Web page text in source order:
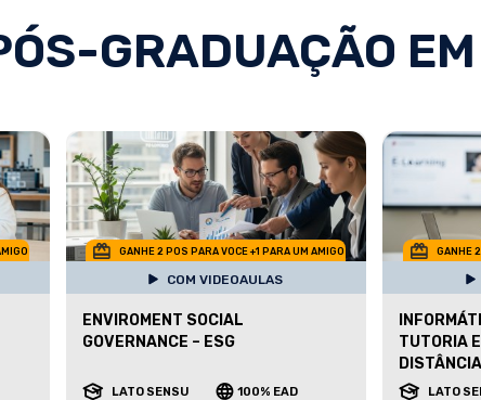
GRADUAÇÃO
GANHE 2 POS PARA VOCE +1 PARA UM AMIGO
COM VIDEOAULAS
ENVIROMENT SOCIAL
GOVERNANCE – ESG
LATO SENSU 100% EAD
GANHE
TUTORIA
DISTÂNCIA
LATO